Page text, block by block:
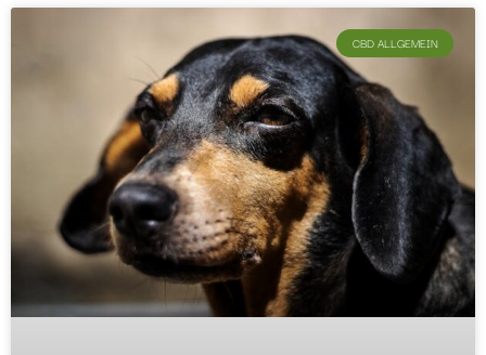
CBD ALLGEMEIN